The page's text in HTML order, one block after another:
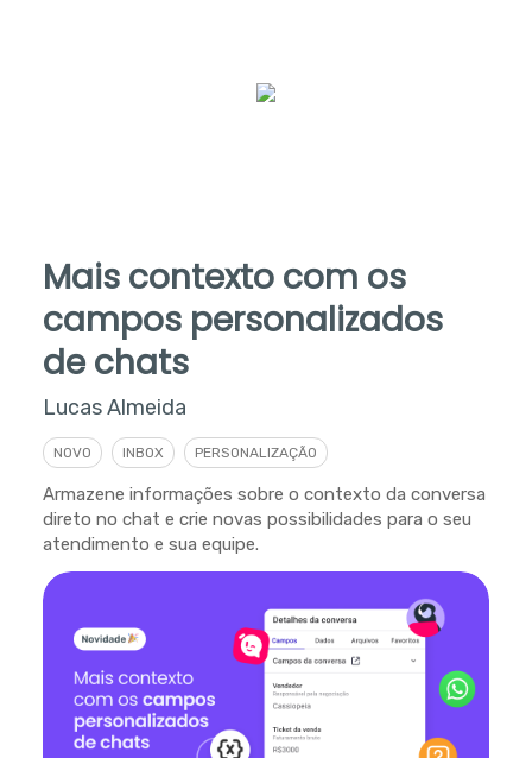
Mais contexto com os
campos personalizados
de chats
Lucas Almeida
NOVO INBOX PERSONALIZAÇÃO
Armazene informações sobre o contexto da conversa
direto no chat e crie novas possibilidades para o seu
atendimento e sua equipe.